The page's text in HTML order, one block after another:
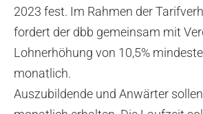
2023 fest. Im Rahmen der
fordert der dbb gemeinsam mit
Lohnerhöhung von 10,5%
monatlich.
Auszubildende und Anwärter